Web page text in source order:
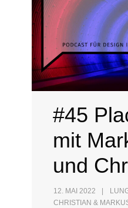
#45
mit
und
12. MAI 2022
CHRISTIAN &